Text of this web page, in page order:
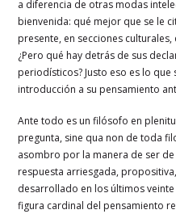
a diferencia de otras modas
bienvenida: qué mejor que se le
presente, en secciones
¿Pero qué hay detrás de sus
periodísticos? Justo eso es lo
introducción a su pensamiento
Ante todo es un filósofo en
pregunta, sine qua non de toda
asombro por la manera de ser
respuesta arriesgada,
desarrollado en los últimos
figura cardinal del pensamiento